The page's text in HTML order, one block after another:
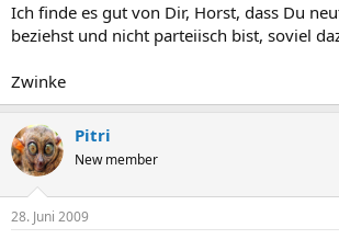
Ich finde es gut von Dir, Horst, dass Du
beziehst und nicht parteiisch bist, soviel
Zwinke
Pitri
New member
28. Juni 2009